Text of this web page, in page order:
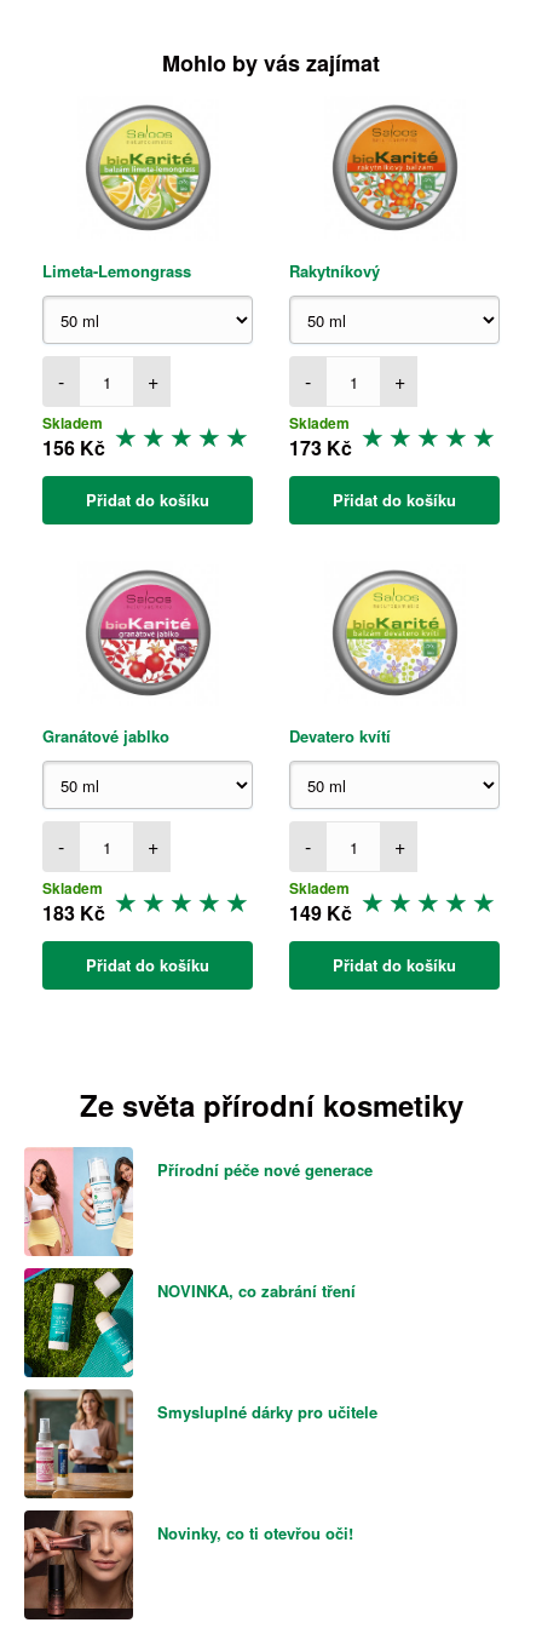
Mohlo by vás zajímat
Limeta-Lemongrass
- +
Skladem
156 Kč
Přidat do košíku
Rakytníkový
- +
Skladem
173 Kč
Přidat do košíku
Granátové jablko
- +
Skladem
183 Kč
Přidat do košíku
Devatero kvítí
- +
Skladem
149 Kč
Přidat do košíku
Ze světa přírodní kosmetiky
Přírodní péče nové generace
NOVINKA, co zabrání tření
Smysluplné dárky pro učitele
Novinky, co ti otevřou oči!